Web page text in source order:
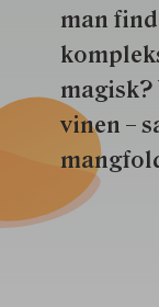
man
vinen –